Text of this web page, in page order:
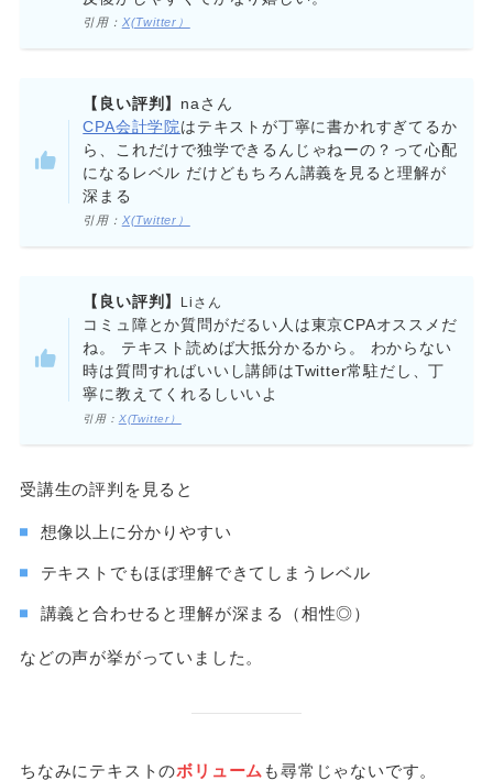
引用： X(Twitter）
【良い評判】 naさん
CPA会計学院はテキストが丁寧に書かれすぎてるか
ら、これだけで独学できるんじゃねーの？って心配
になるレベル だけどもちろん講義を見ると理解が
深まる
引用： X(Twitter）
【良い評判】 Liさん
コミュ障とか質問がだるい人は東京CPAオススメだ
ね。 テキスト読めば大抵分かるから。 わからない
時は質問すればいいし講師はTwitter常駐だし、丁
寧に教えてくれるしいいよ
引用： X(Twitter）
受講生の評判を見ると
想像以上に分かりやすい
テキストでもほぼ理解できてしまうレベル
講義と合わせると理解が深まる（相性◎）
などの声が挙がっていました。
ちなみにテキストのボリューム も尋常じゃないです。